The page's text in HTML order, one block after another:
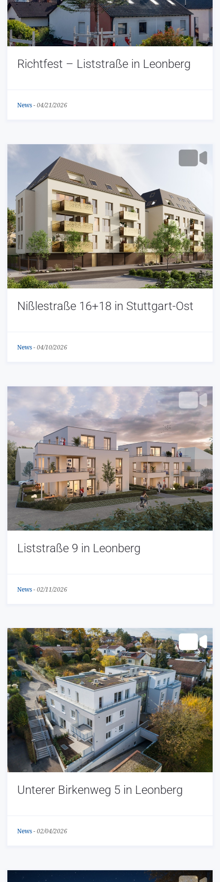
Richtfest – Liststraße in Leonberg
News - 04/21/2026
Nißlestraße 16+18 in Stuttgart-Ost
News - 04/10/2026
Liststraße 9 in Leonberg
News - 02/11/2026
Unterer Birkenweg 5 in Leonberg
News - 02/04/2026